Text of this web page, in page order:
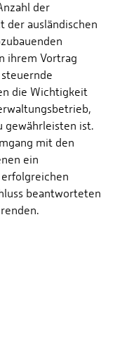
der
der ausländischen
ihrem Vortrag
die Wichtigkeit
gewährleisten ist.
mit den
ein
beantworteten